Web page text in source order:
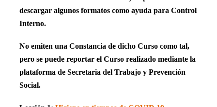
descargar algunos formatos como ayuda para Control
Interno.
No emiten una Constancia de dicho Curso como tal,
pero se puede reportar el Curso realizado mediante la
plataforma de Secretaria del Trabajo y Prevención
Social.